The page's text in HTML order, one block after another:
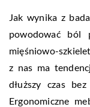
Jak wynika z
powodować ból
mięśniowo-
z nas ma
dłuższy czas
Ergonomiczne